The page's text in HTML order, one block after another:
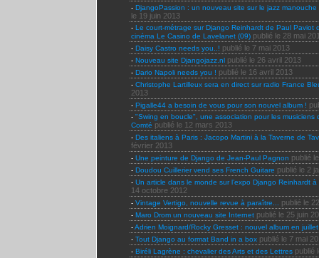
- DjangoPassion : un nouveau site sur le jazz
le 19 juin 2013
- Le court-métrage sur Django Reinhardt de Paul
cinéma Le Casino de Lavelanet (09) publié le 28 mai
- Daisy Castro needs you..! publié le 7 mai 2013
- Nouveau site Djangojazz.nl publié le 26 avril 2013
- Dario Napoli needs you ! publié le 16 avril 2013
- Christophe Lartilleux sera en direct sur radio France
2013
- Pigalle44 a besoin de vous pour son nouvel album !
- "Swing en boucle", une association pour les musiciens
Comté publié le 12 mars 2013
- Des italiens à Paris : Jacopo Martini à la Taverne de
février 2013
- Une peinture de Django de Jean-Paul Pagnon publié
- Doudou Cuillerier vend ses French Guitare publié le 2
- Un article dans le monde sur l’expo Django Reinhardt
14 octobre 2012
- Vintage Vertigo, nouvelle revue à paraître... publié le
- Maro Drom un nouveau site Internet publié le 25 juin
-Adrien Moignard/Rocky Gresset : nouvel album en
- Tout Django au format Band in a box publié le 7 mai
- Biréli Lagrène : chevalier des Arts et des Lettres publié